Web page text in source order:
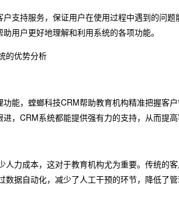
户支持服务，保证用户在使用过程中遇到的问
用户更好地理解和利用系统的各项功能。
的优势分析
能，螳螂科技CRM帮助教育机构精准把握客
，CRM系统都能提供强有力的支持，从而提高
人力成本，这对于教育机构尤为重要。传统的
数据自动化，减少了人工干预的环节，降低了管